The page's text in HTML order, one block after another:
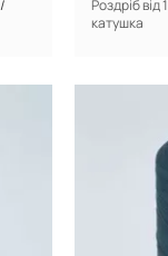
Роздріб від 1
катушка